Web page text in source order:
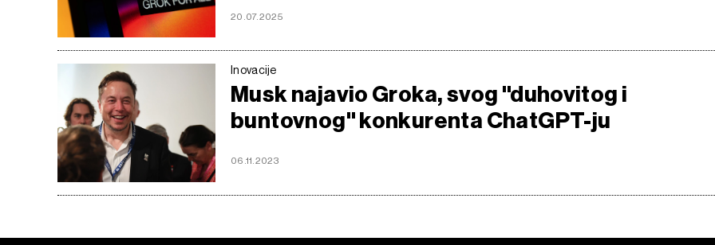
20.07.2025
Inovacije
Musk najavio Groka, svog "duhovitog i
buntovnog" konkurenta ChatGPT-ju
06.11.2023